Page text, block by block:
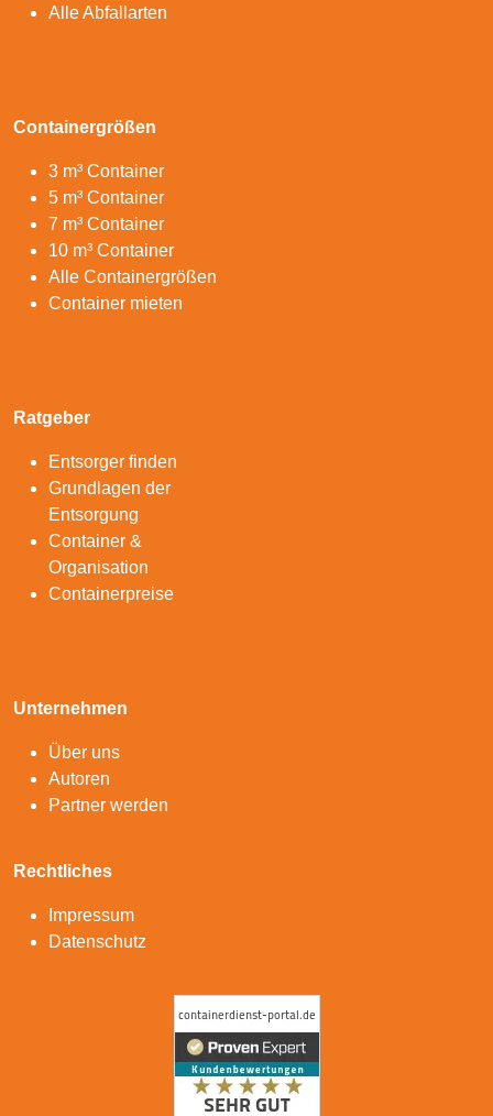
Alle Abfallarten
Containergrößen
3 m³ Container
5 m³ Container
7 m³ Container
10 m³ Container
Alle Containergrößen
Container mieten
Ratgeber
Entsorger finden
Grundlagen der
Entsorgung
Container &
Organisation
Containerpreise
Unternehmen
Über uns
Autoren
Partner werden
Rechtliches
Impressum
Datenschutz